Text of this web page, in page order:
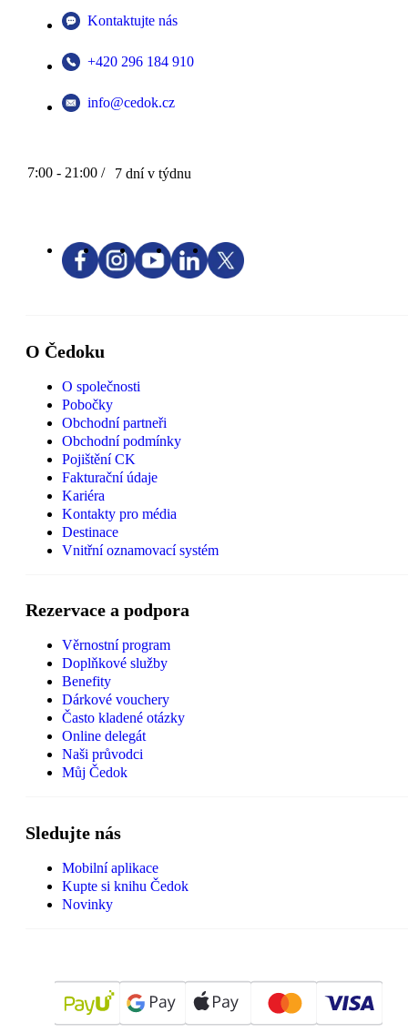
Kontaktujte nás
+420 296 184 910
info@cedok.cz
7:00 - 21:00 / 7 dní v týdnu
O Čedoku
O společnosti
Pobočky
Obchodní partneři
Obchodní podmínky
Pojištění CK
Fakturační údaje
Kariéra
Kontakty pro média
Destinace
Vnitřní oznamovací systém
Rezervace a podpora
Věrnostní program
Doplňkové služby
Benefity
Dárkové vouchery
Často kladené otázky
Online delegát
Naši průvodci
Můj Čedok
Sledujte nás
Mobilní aplikace
Kupte si knihu Čedok
Novinky